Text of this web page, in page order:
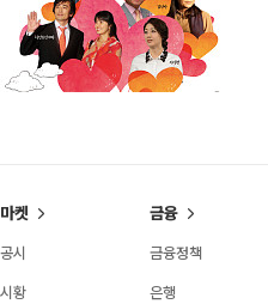
마켓
공시
시황
금융
금융정책
은행